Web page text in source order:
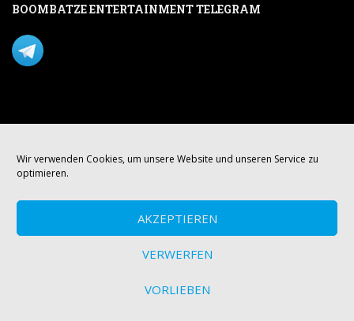
Wir verwenden Cookies, um unsere Website und unseren Service zu
optimieren.
AKZEPTIEREN
VERWERFEN
VORLIEBEN
BOOMBATZE ENTERTAINMENT TELEGRAM